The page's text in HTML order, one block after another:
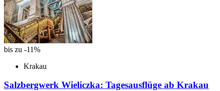
bis zu -11%
Krakau
Salzbergwerk Wieliczka: Tagesausflüge ab Krakau